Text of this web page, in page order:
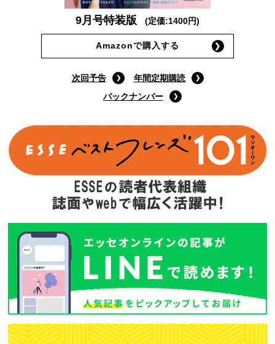
9月号特装版 (定価:1400円)
Amazonで購入する
次回予告
年間定期購読
バックナンバー